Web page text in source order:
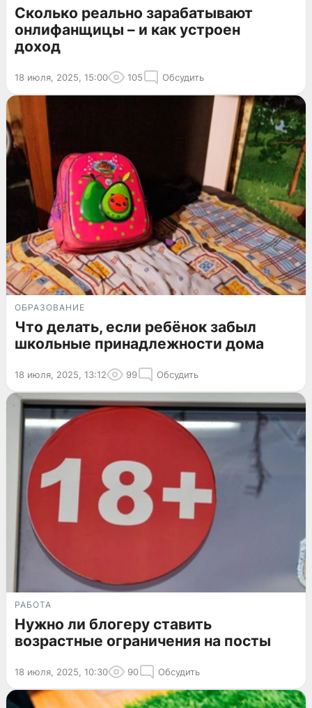
Сколько реально зарабатывают
онлифанщицы – и как устроен
доход
18 июля, 2025, 15:00 105 Обсудить
ОБРАЗОВАНИЕ
Что делать, если ребёнок забыл
школьные принадлежности дома
18 июля, 2025, 13:12 99 Обсудить
РАБОТА
Нужно ли блогеру ставить
возрастные ограничения на посты
18 июля, 2025, 10:30 90 Обсудить